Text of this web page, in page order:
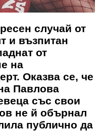
случай от
и възпитан
от
на
Оказва се, че
Павлова
със свои
не й обърнал
публично да